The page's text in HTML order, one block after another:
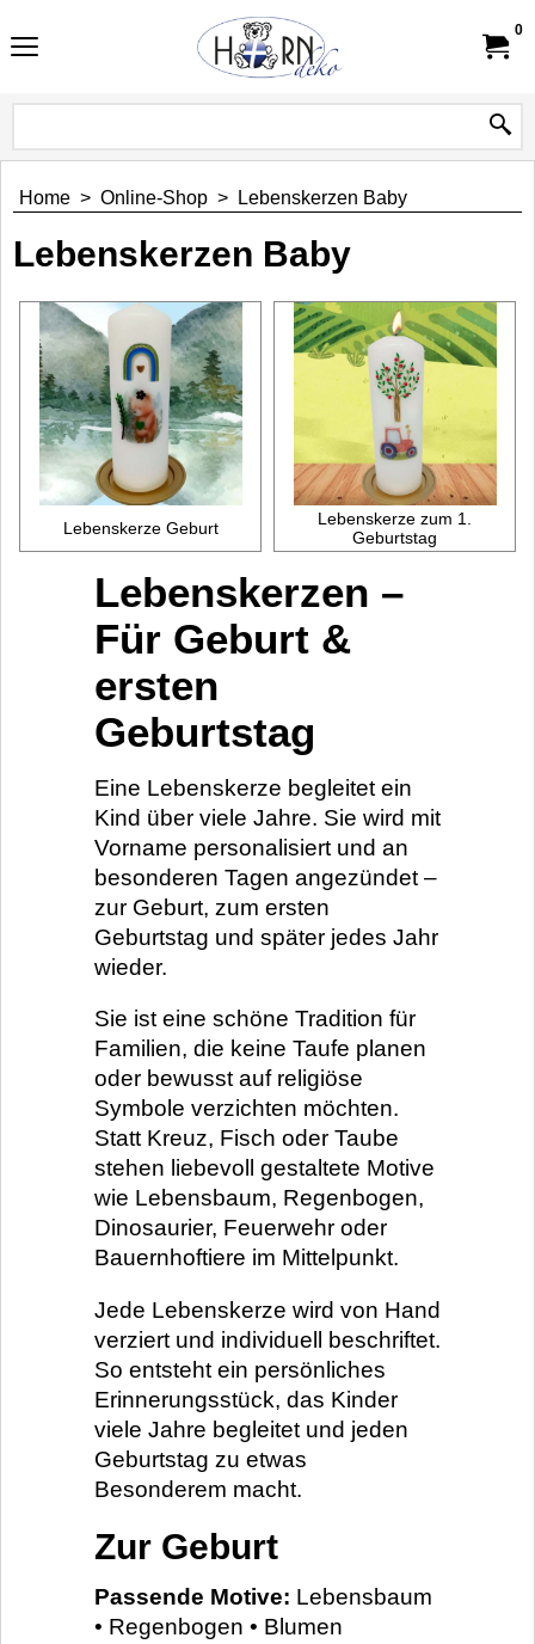
0
Home > Online-Shop > Lebenskerzen Baby
Lebenskerzen Baby
Lebenskerze Geburt
Lebenskerze zum 1.
Geburtstag
Lebenskerzen –
Für Geburt &
ersten
Geburtstag
Eine Lebenskerze begleitet ein
Kind über viele Jahre. Sie wird mit
Vorname personalisiert und an
besonderen Tagen angezündet –
zur Geburt, zum ersten
Geburtstag und später jedes Jahr
wieder.
Sie ist eine schöne Tradition für
Familien, die keine Taufe planen
oder bewusst auf religiöse
Symbole verzichten möchten.
Statt Kreuz, Fisch oder Taube
stehen liebevoll gestaltete Motive
wie Lebensbaum, Regenbogen,
Dinosaurier, Feuerwehr oder
Bauernhoftiere im Mittelpunkt.
Jede Lebenskerze wird von Hand
verziert und individuell beschriftet.
So entsteht ein persönliches
Erinnerungsstück, das Kinder
viele Jahre begleitet und jeden
Geburtstag zu etwas
Besonderem macht.
Zur Geburt
Passende Motive: Lebensbaum
• Regenbogen • Blumen